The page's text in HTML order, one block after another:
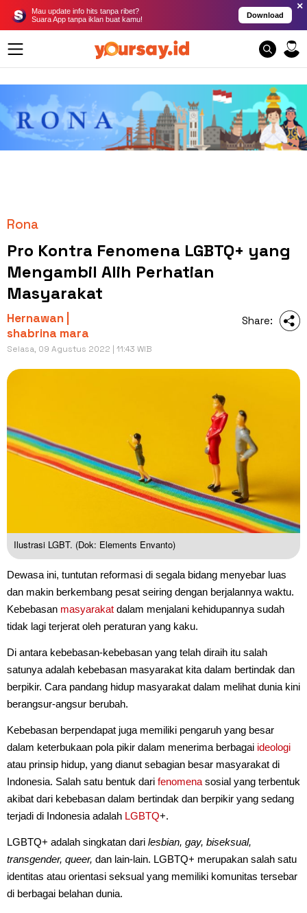
Mau update info hits tanpa ribet?
Suara App tanpa iklan buat kamu!
Download
×
Rona
Pro Kontra Fenomena LGBTQ+ yang
Mengambil Alih Perhatian
Masyarakat
Hernawan |
shabrina mara
Selasa, 09 Agustus 2022 | 11:43 WIB
Share:
Ilustrasi LGBT. (Dok: Elements Envanto)
Dewasa ini, tuntutan reformasi di segala bidang menyebar luas
dan makin berkembang pesat seiring dengan berjalannya waktu.
Kebebasan masyarakat dalam menjalani kehidupannya sudah
tidak lagi terjerat oleh peraturan yang kaku.
Di antara kebebasan-kebebasan yang telah diraih itu salah
satunya adalah kebebasan masyarakat kita dalam bertindak dan
berpikir. Cara pandang hidup masyarakat dalam melihat dunia kini
berangsur-angsur berubah.
Kebebasan berpendapat juga memiliki pengaruh yang besar
dalam keterbukaan pola pikir dalam menerima berbagai ideologi
atau prinsip hidup, yang dianut sebagian besar masyarakat di
Indonesia. Salah satu bentuk dari fenomenasosial yang terbentuk
akibat dari kebebasan dalam bertindak dan berpikir yang sedang
terjadi di Indonesia adalah LGBTQ+.
LGBTQ+ adalah singkatan dari lesbian, gay, biseksual,
transgender, queer, dan lain-lain. LGBTQ+ merupakan salah satu
identitas atau orientasi seksual yang memiliki komunitas tersebar
di berbagai belahan dunia.